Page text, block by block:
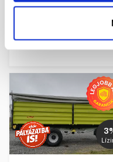
tól